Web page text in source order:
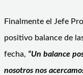
Finalmente el Jefe
positivo balance de
fecha, “Un balance
nosotros nos